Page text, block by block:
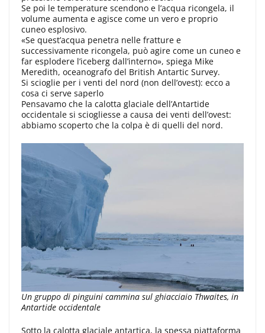
Se poi le temperature scendono e l’acqua ricongela, il
volume aumenta e agisce come un vero e proprio
cuneo esplosivo.
«Se quest’acqua penetra nelle fratture e
successivamente ricongela, può agire come un cuneo e
far esplodere l’iceberg dall’interno», spiega Mike
Meredith, oceanografo del British Antartic Survey.
Si scioglie per i venti del nord (non dell’ovest): ecco a
cosa ci serve saperlo
Pensavamo che la calotta glaciale dell’Antartide
occidentale si sciogliesse a causa dei venti dell’ovest:
abbiamo scoperto che la colpa è di quelli del nord.
Un gruppo di pinguini cammina sul ghiacciaio Thwaites, in
Antartide occidentale
Sotto la calotta glaciale antartica, la spessa piattaforma